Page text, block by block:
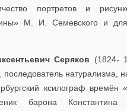
портретов и
М. И. Семевского и
Серяков (1824-
последователь натурализма,
ксилограф времён
барона Константина